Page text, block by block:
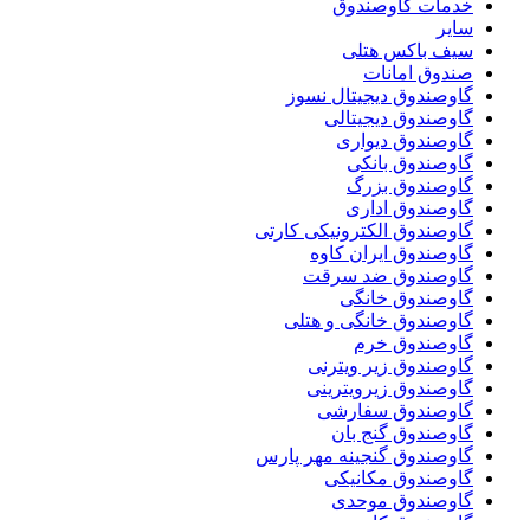
خدمات گاوصندوق
سایر
سیف باکس هتلی
صندوق امانات
گاوصندوق دیجیتال نسوز
گاوصندوق دیجیتالی
گاوصندوق دیواری
گاوصندوق بانکی
گاوصندوق بزرگ
گاوصندوق اداری
گاوصندوق الکترونیکی کارتی
گاوصندوق ایران کاوه
گاوصندوق ضد سرقت
گاوصندوق خانگی
گاوصندوق خانگی و هتلی
گاوصندوق خرم
گاوصندوق زیر ویترنی
گاوصندوق زیرویترینی
گاوصندوق سفارشی
گاوصندوق گنج بان
گاوصندوق گنجینه مهر پارس
گاوصندوق مکانیکی
گاوصندوق موحدی